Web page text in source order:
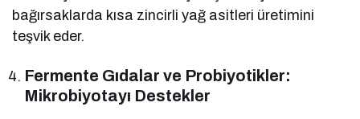
bağırsaklarda kısa zincirli yağ asitleri üretimini
teşvik eder.
Fermente Gıdalar ve Probiyotikler:
Mikrobiyotayı Destekler